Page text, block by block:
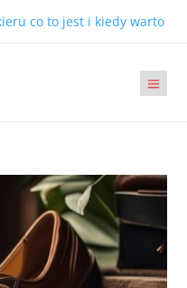
co to jest i kiedy warto ją